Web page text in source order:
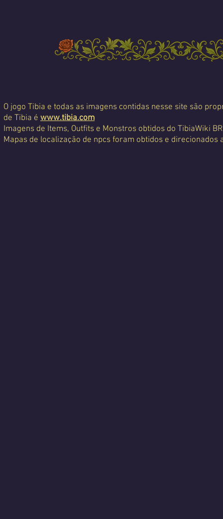
O jogo Tibia e todas as imagens contidas nesse site são
de Tibia é www.tibia.com
Imagens de Items, Outfits e Monstros obtidos do TibiaWiki
Mapas de localização de npcs foram obtidos e direcionados